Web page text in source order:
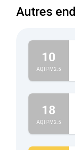
Autres
10
AQI PM2.5
18
AQI PM2.5